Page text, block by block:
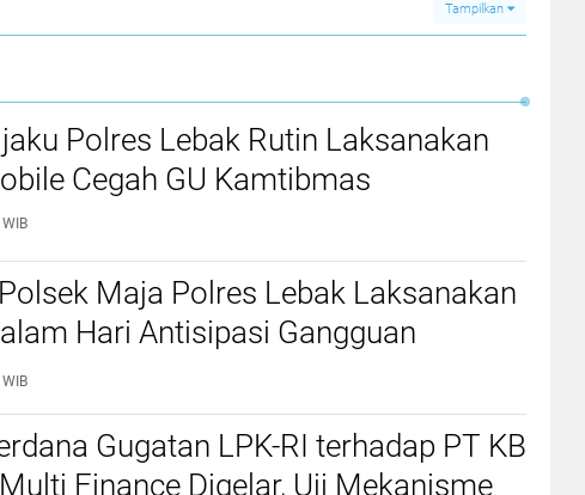
Tampilkan
Polres Lebak Rutin Laksanakan
Cegah GU Kamtibmas
Maja Polres Lebak Laksanakan
Hari Antisipasi Gangguan
Gugatan LPK-RI terhadap PT KB
Finance Digelar, Uji Mekanisme